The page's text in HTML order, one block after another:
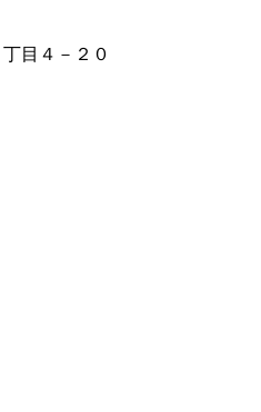
目４－２０